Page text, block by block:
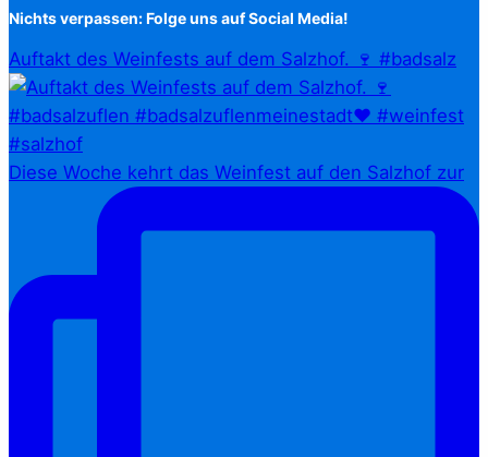
Nichts verpassen: Folge uns auf Social Media!
Auftakt des Weinfests auf dem Salzhof. 🍷 #badsalz
Diese Woche kehrt das Weinfest auf den Salzhof zur